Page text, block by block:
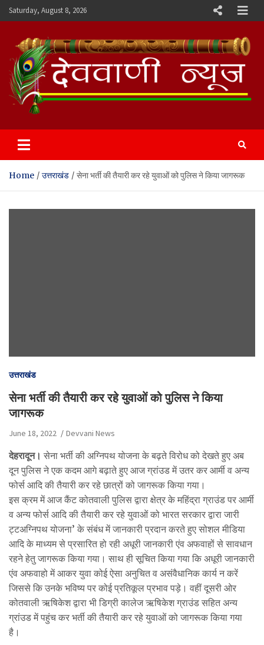
Skip
to
Saturday, August 8, 2026
Devvani News Portal
Home उत्तराखंड सेना भर्ती की तैयारी कर रहे युवाओं को पुलिस ने किया जागरूक
उत्तराखंड
सेना भर्ती की तैयारी कर रहे युवाओं को पुलिस ने किया
जागरूक
June 18, 2022 Devvani News
देहरादून। सेना भर्ती की अग्निपथ योजना के बढ़ते विरोध को देखते हुए अब
दून पुलिस ने एक कदम आगे बढ़ाते हुए आज ग्रांउड में उतर कर आर्मी व अन्य
फोर्स आदि की तैयारी कर रहे छात्रों को जागरूक किया गया।
इस क्रम में आज कैंट कोतवाली पुलिस द्वारा क्षेत्र के महिंद्रा ग्राउंड पर आर्मी
व अन्य फोर्स आदि की तैयारी कर रहे युवाओं को भारत सरकार द्वारा जारी
ट्टअग्निपथ योजना’ के संबंध में जानकारी प्रदान करते हुए सोशल मीडिया
आदि के माध्यम से प्रसारित हो रही अधूरी जानकारी एंव अफवाहों से सावधान
रहने हेतु जागरूक किया गया। साथ ही सूचित किया गया कि अधूरी जानकारी
एंव अफवाहो में आकर युवा कोई ऐसा अनुचित व असंवैधानिक कार्य न करें
जिससे कि उनके भविष्य पर कोई प्रतिकूल प्रभाव पड़े। वहीं दूसरी ओर
कोतवाली ऋषिकेश द्वारा भी डिग्री कालेज ऋषिकेश ग्राउंड सहित अन्य
ग्रांउड में पहुंच कर भर्ती की तैयारी कर रहे युवाओं को जागरूक किया गया
है।